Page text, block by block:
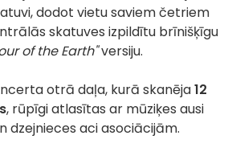
dodot vietu saviem četriem
skatuves izpildītu brīnišķīgu
of the Earth"versiju.
otrā daļa, kurā skanēja12
, rūpīgi atlasītas ar mūziķes ausi
dzejnieces aci asociācijām.